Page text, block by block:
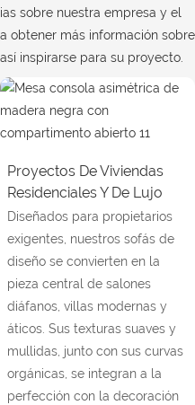
sobre nuestra empresa y el
obtener más información sobre
inspirarse para su proyecto.
Proyectos De Viviendas
Residenciales Y De Lujo
Diseñados para propietarios
exigentes, nuestros sofás de
diseño se convierten en la
pieza central de salones
diáfanos, villas modernas y
áticos. Sus texturas suaves y
mullidas, junto con sus curvas
orgánicas, se integran a la
perfección con la decoración